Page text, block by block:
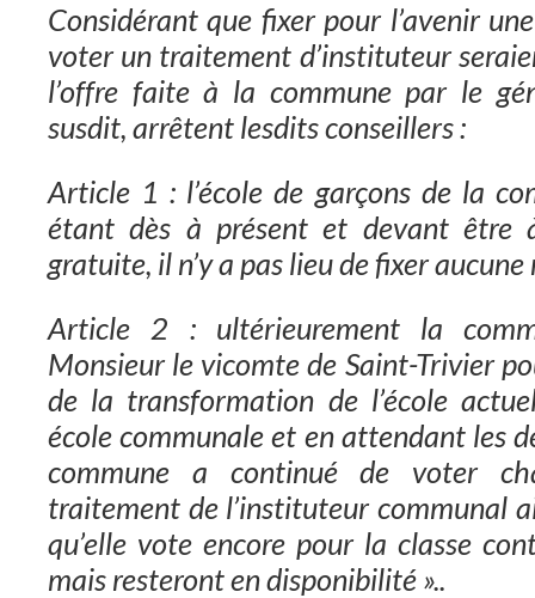
Considérant que fixer pour l’avenir
voter un traitement d’instituteur
l’offre faite à la commune par le
susdit, arrêtent lesdits conseillers :
Article 1 : l’école de garçons de la
étant dès à présent et devant être
gratuite, il n’y a pas lieu de fixer
Article 2 : ultérieurement la
Monsieur le vicomte de Saint-Trivier
de la transformation de l’école
école communale et en attendant les
commune a continué de voter
traitement de l’instituteur communal
qu’elle vote encore pour la classe
mais resteront en disponibilité »..